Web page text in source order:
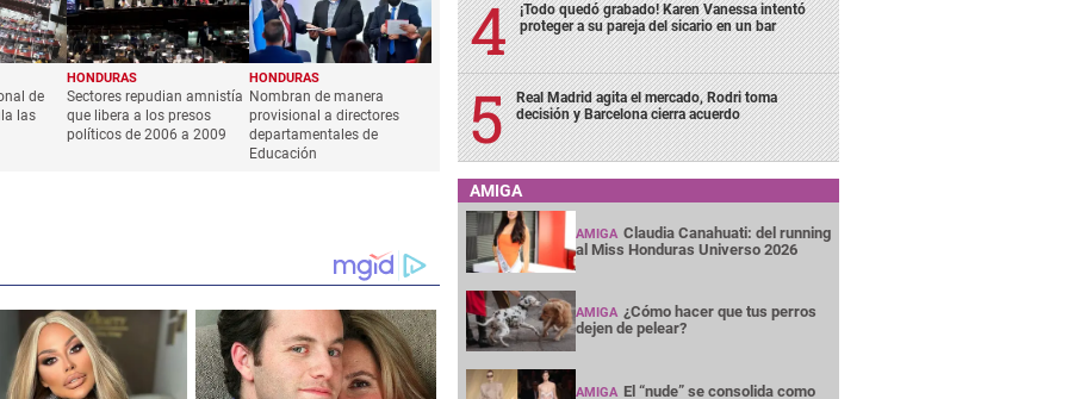
de
las
HONDURAS
Sectores repudian amnistía
que libera a los presos
políticos de 2006 a 2009
HONDURAS
Nombran de manera
provisional a directores
departamentales de
Educación
¡Todo quedó grabado! Karen Vanessa intentó
proteger a su pareja del sicario en un bar
Real Madrid agita el mercado, Rodri toma
decisión y Barcelona cierra acuerdo
AMIGA
AMIGA Claudia Canahuati: del running
al Miss Honduras Universo 2026
AMIGA ¿Cómo hacer que tus perros
dejen de pelear?
AMIGA El “nude” se consolida como